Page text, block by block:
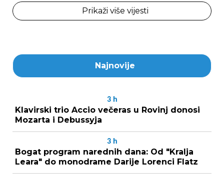
Prikaži više vijesti
Najnovije
3 h
Klavirski trio Accio večeras u Rovinj donosi
Mozarta i Debussyja
3 h
Bogat program narednih dana: Od "Kralja
Leara" do monodrame Darije Lorenci Flatz